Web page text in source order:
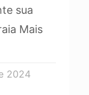
sua
Mais
2024